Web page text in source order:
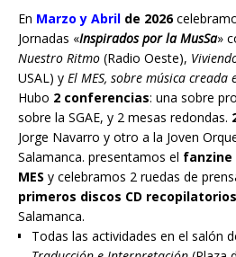
En Marzo y Abril de 2026
Jornadas «Inspirados por la MusSa»
Nuestro Ritmo (Radio Oeste),
USAL) y El MES, sobre música creada
Hubo 2 conferencias: una sobre
sobre la SGAE, y 2 mesas redondas.
Jorge Navarro y otro a la Joven
Salamanca. presentamos el fanzine
MES y celebramos 2 ruedas de
primeros discos CD recopilatorios
Salamanca.
Todas las actividades en el salón